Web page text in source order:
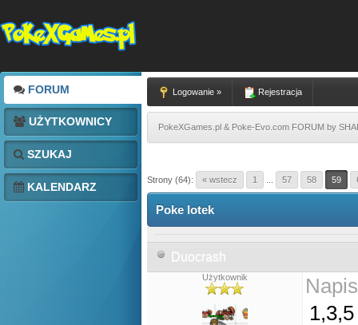
FORUM
UŻYTKOWNICY
SZUKAJ
KALENDARZ
Logowanie » Rejestracja
PokeXGames.pl & Poke-Evo.com FORUM by
Strony (64): « wstecz 1 57 58 59
Poke lotek
Duocrash
Użytkownik